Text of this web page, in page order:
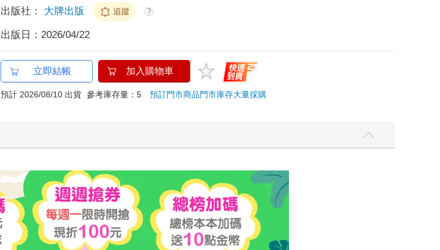
出版社： 大牌出版 追蹤 ?
出版日： 2026/04/22
立即結帳 加入購物車
預計 2026/08/10 出貨 參考庫存量：5預訂門市商品門市庫存大量採購